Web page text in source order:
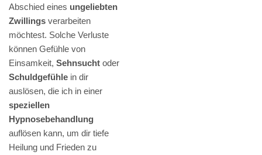
Abschied eines ungeliebten
Zwillings verarbeiten
möchtest. Solche Verluste
können Gefühle von
Einsamkeit, Sehnsucht oder
Schuldgefühle in dir
auslösen, die ich in einer
speziellen
Hypnosebehandlung
auflösen kann, um dir tiefe
Heilung und Frieden zu